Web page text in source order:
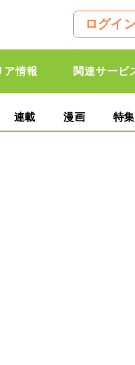
ログイ
ア情報 関連サービ
連載 漫画 特集